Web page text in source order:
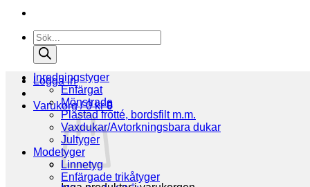
Products
search
Logga in
Varukorg /0kr 0
Inredningstyger
Enfärgat
Mönstrade
Plastad frotté, bordsfilt m.m.
Vaxdukar/Avtorkningsbara dukar
Jultyger
Modetyger
Linnetyg
Enfärgade trikåtyger